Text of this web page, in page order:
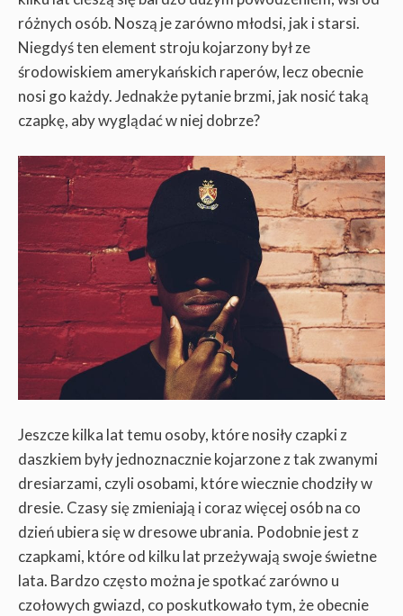
różnych osób. Noszą je zarówno młodsi, jak i starsi.
Niegdyś ten element stroju kojarzony był ze
środowiskiem amerykańskich raperów, lecz obecnie
nosi go każdy. Jednakże pytanie brzmi, jak nosić taką
czapkę, aby wyglądać w niej dobrze?
Jeszcze kilka lat temu osoby, które nosiły czapki z
daszkiem były jednoznacznie kojarzone z tak zwanymi
dresiarzami, czyli osobami, które wiecznie chodziły w
dresie. Czasy się zmieniają i coraz więcej osób na co
dzień ubiera się w dresowe ubrania. Podobnie jest z
czapkami, które od kilku lat przeżywają swoje świetne
lata. Bardzo często można je spotkać zarówno u
czołowych gwiazd, co poskutkowało tym, że obecnie